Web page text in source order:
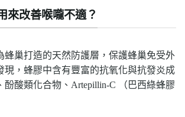
來改善喉嚨不適？
蜂巢打造的天然防護層，保護蜂巢免受外
現，蜂膠中含有豐富的抗氧化與抗發炎成
酚酸類化合物、Artepillin-C （巴西綠蜂膠